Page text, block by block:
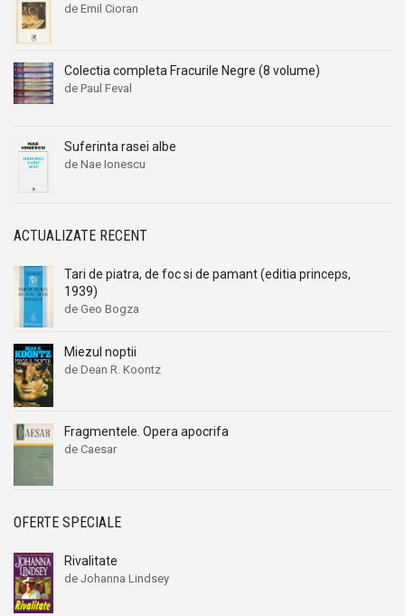
de Emil Cioran
Colectia completa Fracurile Negre (8 volume)
de Paul Feval
Suferinta rasei albe
de Nae Ionescu
ACTUALIZATE RECENT
Tari de piatra, de foc si de pamant (editia princeps,
1939)
de Geo Bogza
Miezul noptii
de Dean R. Koontz
Fragmentele. Opera apocrifa
de Caesar
OFERTE SPECIALE
Rivalitate
de Johanna Lindsey